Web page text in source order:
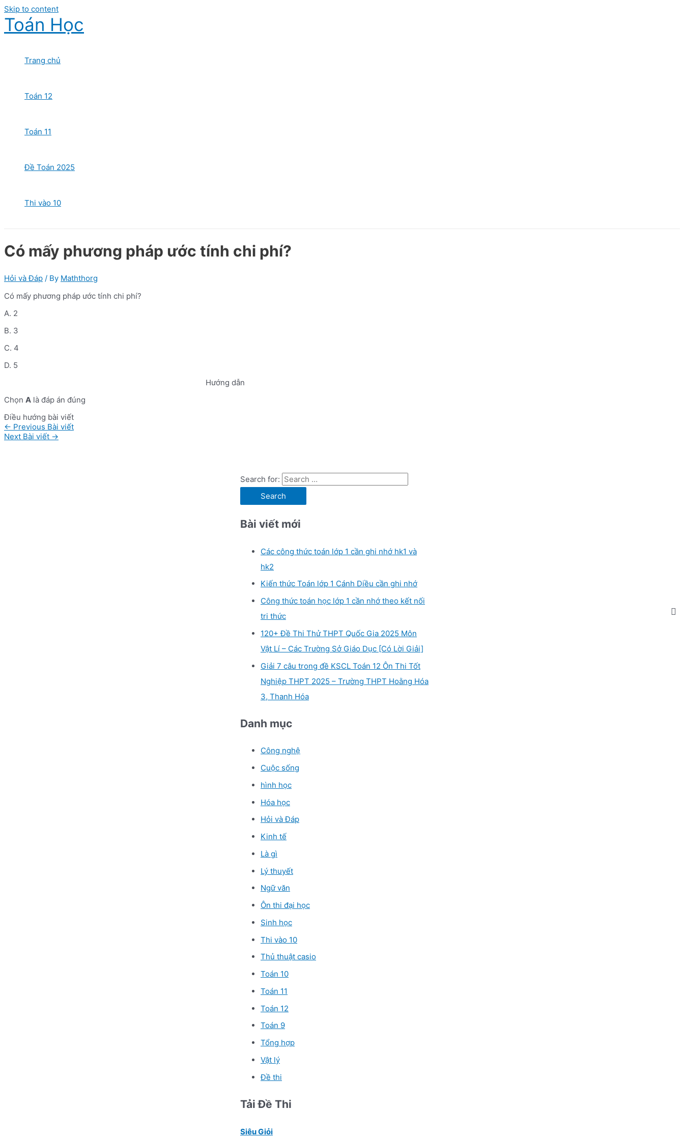
Skip to content
Toán Học
Trang chủ
Toán 12
Toán 11
Đề Toán 2025
Thi vào 10
Có mấy phương pháp ước tính chi phí?
Hỏi và Đáp / By Maththorg
Có mấy phương pháp ước tính chi phí?
A. 2
B. 3
C. 4
D. 5
Hướng dẫn
Chọn A là đáp án đúng
Điều hướng bài viết
← Previous Bài viết
Next Bài viết →
Search for:
Bài viết mới
Các công thức toán lớp 1 cần ghi nhớ hk1 và
hk2
Kiến thức Toán lớp 1 Cánh Diều cần ghi nhớ
Công thức toán học lớp 1 cần nhớ theo kết nối
tri thức
120+ Đề Thi Thử THPT Quốc Gia 2025 Môn
Vật Lí – Các Trường Sở Giáo Dục [Có Lời Giải]
Giải 7 câu trong đề KSCL Toán 12 Ôn Thi Tốt
Nghiệp THPT 2025 – Trường THPT Hoằng Hóa
3, Thanh Hóa
Danh mục
Công nghệ
Cuộc sống
hình học
Hóa học
Hỏi và Đáp
Kinh tế
Là gì
Lý thuyết
Ngữ văn
Ôn thi đại học
Sinh học
Thi vào 10
Thủ thuật casio
Toán 10
Toán 11
Toán 12
Toán 9
Tổng hợp
Vật lý
Đề thi
Tải Đề Thi
Siêu Giỏi